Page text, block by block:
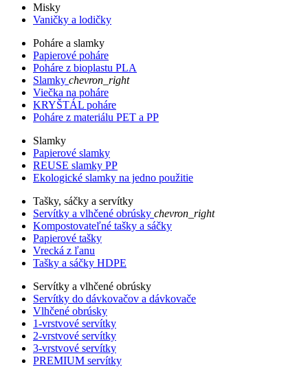
Misky
Vaničky a lodičky
Poháre a slamky
Papierové poháre
Poháre z bioplastu PLA
Slamky chevron_right
Viečka na poháre
KRYŠTÁL poháre
Poháre z materiálu PET a PP
Slamky
Papierové slamky
REUSE slamky PP
Ekologické slamky na jedno použitie
Tašky, sáčky a servítky
Servítky a vlhčené obrúsky chevron_right
Kompostovateľné tašky a sáčky
Papierové tašky
Vrecká z ľanu
Tašky a sáčky HDPE
Servítky a vlhčené obrúsky
Servítky do dávkovačov a dávkovače
Vlhčené obrúsky
1-vrstvové servítky
2-vrstvové servítky
3-vrstvové servítky
PREMIUM servítky